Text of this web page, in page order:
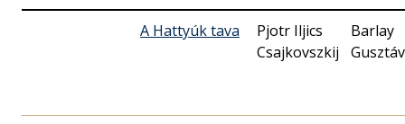
A Hattyúk tava
Pjotr Iljics
Csajkovszkij
Barlay
Gusztáv